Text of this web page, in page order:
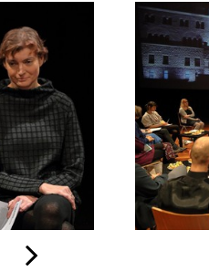
danych osobowych
newsletter.
jest Centrum
w Poznaniu. Zapoznałem/am
przetwarzania danych
wPolityce prywatności.
prasowa
na
Plany
2018
fot.
M.
Kaczyński
s